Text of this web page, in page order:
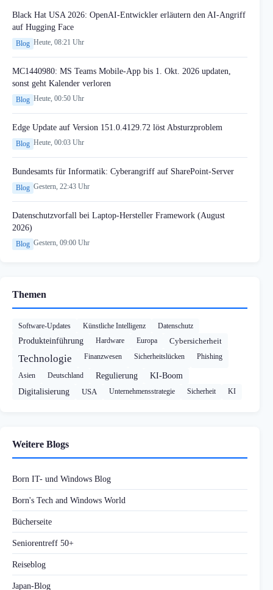
Black Hat USA 2026: OpenAI-Entwickler erläutern den AI-Angriff
auf Hugging Face
Blog Heute, 08:21 Uhr
MC1440980: MS Teams Mobile-App bis 1. Okt. 2026 updaten,
sonst geht Kalender verloren
Blog Heute, 00:50 Uhr
Edge Update auf Version 151.0.4129.72 löst Absturzproblem
Blog Heute, 00:03 Uhr
Bundesamts für Informatik: Cyberangriff auf SharePoint-Server
Blog Gestern, 22:43 Uhr
Datenschutzvorfall bei Laptop-Hersteller Framework (August
2026)
Blog Gestern, 09:00 Uhr
Themen
Software-Updates Künstliche Intelligenz Datenschutz
Produkteinführung Hardware Europa Cybersicherheit
Technologie Finanzwesen Sicherheitslücken Phishing
Asien Deutschland Regulierung
KI-Boom
Digitalisierung
USA Unternehmensstrategie Sicherheit KI
Weitere Blogs
Born IT- und Windows Blog
Born's Tech and Windows World
Bücherseite
Seniorentreff 50+
Reiseblog
Japan-Blog